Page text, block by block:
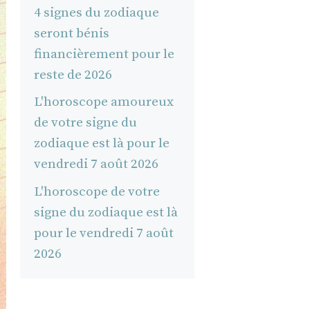
4 signes du zodiaque
seront bénis
financièrement pour le
reste de 2026
L'horoscope amoureux
de votre signe du
zodiaque est là pour le
vendredi 7 août 2026
L'horoscope de votre
signe du zodiaque est là
pour le vendredi 7 août
2026